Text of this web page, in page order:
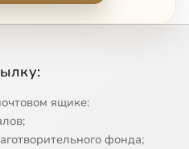
ящике:
фонда;